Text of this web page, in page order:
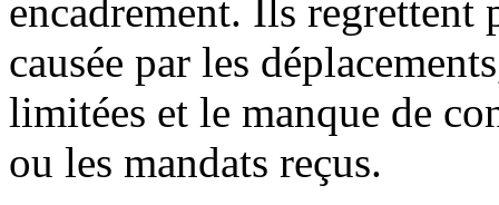
encadrement. Ils regrettent
causée par les
limitées et le manque de
ou les mandats reçus.